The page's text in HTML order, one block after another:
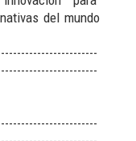
del mundo